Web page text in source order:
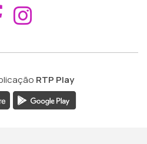
Aceder ao
RTP Play